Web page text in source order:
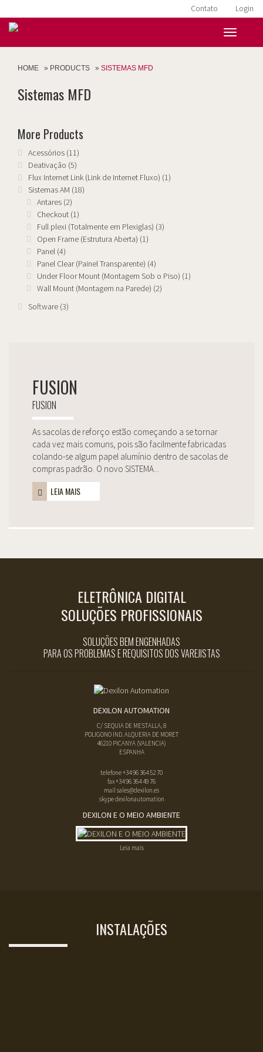
Login
Contato
HOME » PRODUCTS » SISTEMAS MFD
Sistemas MFD
More Products
Acessórios (11)
Deativação (5)
Flux Internet Link (Link de Internet Fluxo) (1)
Sistemas AM (18)
Antares (2)
Checkout (1)
Full plexi (Totalmente em Plexiglas) (3)
Open Frame (Estrutura Aberta) (1)
Panel (4)
Panel Clear (Painel Transparente) (4)
Under Floor Mount (Montagem Sob o Piso) (1)
Wall Mount (Montagem na Parede) (2)
Software (3)
FUSION
FUSION
As sacolas de reforço estão começando a se tornar
cada vez mais comuns, pois são facilmente fabricadas
colando-se algum papel alumínio dentro de sacolas de
compras padrão. O novo SISTEMA...
LEIA MAIS
ELETRÔNICA DIGITAL
SOLUÇÕES PROFISSIONAIS
SOLUÇÕES BEM ENGENHADAS
PARA OS PROBLEMAS E REQUISITOS DOS VAREJISTAS
DEXILON AUTOMATION
C/ SEQUIA DE MESTALLA, 8
POLIGONO IND. ALQUERIA DE MORET
46210 PICANYA (VALENCIA)
ESPANHA
telefone+34 96 364 52 70
fax+34 96 364 49 76
mail sales@dexilon.es
skype dexilonautomation
DEXILON E O MEIO AMBIENTE
Leia mais
INSTALAÇÕES